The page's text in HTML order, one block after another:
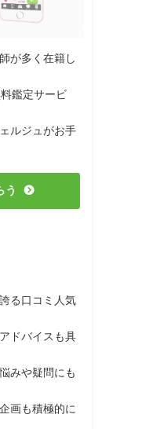
が多く在籍し
鑑定サービ
ルジュがお手
う
る口コミ人気
ドバイスも具
みや疑問にも
画も積極的に